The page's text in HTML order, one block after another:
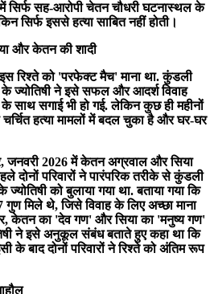
सह-आरोपी चेतन चौधरी घटनास्थल के
सिर्फ इससे हत्या साबित नहीं होती।
और केतन की शादी
रिश्ते को 'परफेक्ट मैच' माना था. कुंडली
के ज्योतिषी ने इसे सफल और आदर्श विवाह
के साथ सगाई भी हो गई. लेकिन कुछ ही महीनों
हत्या मामलों में बदल चुका है और घर-घर
जनवरी 2026 में केतन अग्रवाल और सिया
दोनों परिवारों ने पारंपरिक तरीके से कुंडली
को बुलाया गया था. बताया गया कि
मिले थे, जिसे विवाह के लिए अच्छा माना
केतन का 'देव गण' और सिया का 'मनुष्य गण'
ने इसे अनुकूल संबंध बताते हुए कहा था कि
के बाद दोनों परिवारों ने रिश्ते को अंतिम रूप